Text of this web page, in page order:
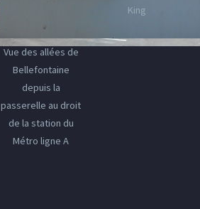
Vue des allées de
Bellefontaine
depuis la
passerelle au droit
de la station du
Métro ligne A
King